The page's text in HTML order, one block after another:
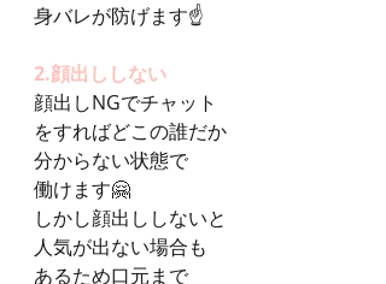
身バレが防げます☝️
2.顔出ししない
顔出しNGでチャット
をすればどこの誰だか
分からない状態で
働けます🤗
しかし顔出ししないと
人気が出ない場合も
あるため口元まで